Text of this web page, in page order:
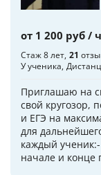
от 1 200 руб /
Стаж 8 лет 21
У ученика
Приглашаю на
свой кругозор,
и ЕГЭ на
для
каждый
начале и конце